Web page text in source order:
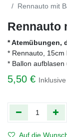
Rennauto mit
Rennauto
* Atemübungen,
* Rennauto, 15cm
* Ballon aufblasen
5,50 € Inklusive
Auf die